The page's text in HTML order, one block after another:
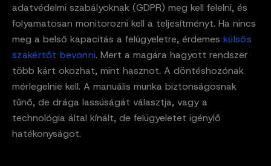
adatvédelmi szabályoknak (GDPR) meg kell felelni, és
folyamatosan monitorozni kell a teljesítményt. Ha nincs
meg a belső kapacitás a felügyeletre, érdemes külsős
szakértőt bevonni. Mert a magára hagyott rendszer
több kárt okozhat, mint hasznot. A döntéshozónak
mérlegelnie kell. A manuális munka biztonságosnak
tűnő, de drága lassúságát választja, vagy a
technológia által kínált, de felügyeletet igénylő
hatékonyságot.